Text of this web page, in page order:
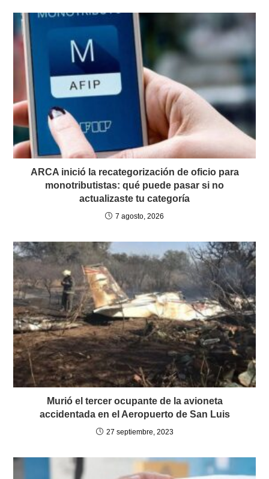
ARCA inició la recategorización de oficio para
monotributistas: qué puede pasar si no
actualizaste tu categoría
7 agosto, 2026
Murió el tercer ocupante de la avioneta
accidentada en el Aeropuerto de San Luis
27 septiembre, 2023